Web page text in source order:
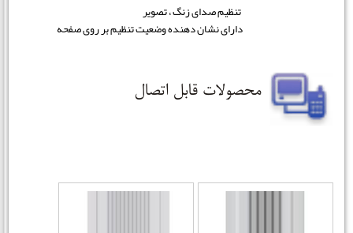
تنظیم صدای زنگ ، تصویر
دارای نشان دهنده وضعیت تنظیم بر روی صفحه